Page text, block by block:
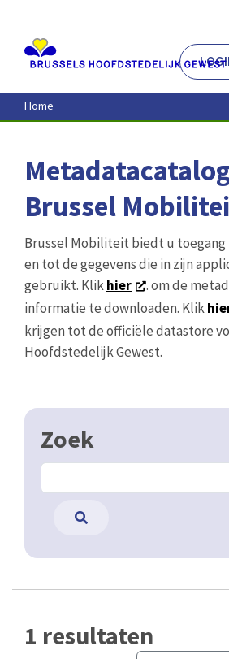
contenu
principal
Home
Brussel
Brussel Mobiliteit biedt u toegang
en tot de gegevens die in zijn
gebruikt. Klikhier
. om de
informatie te downloaden. Klik
krijgen tot de officiële datastore
Hoofdstedelijk Gewest.
Zoek
1 resultaten